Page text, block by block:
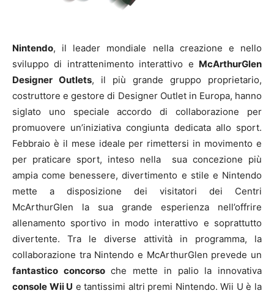
Nintendo, il leader mondiale nella creazione e nello
sviluppo di intrattenimento interattivo e McArthurGlen
Designer Outlets, il più grande gruppo proprietario,
costruttore e gestore di Designer Outlet in Europa, hanno
siglato uno speciale accordo di collaborazione per
promuovere un’iniziativa congiunta dedicata allo sport.
Febbraio è il mese ideale per rimettersi in movimento e
per praticare sport, inteso nella sua concezione più
ampia come benessere, divertimento e stile e Nintendo
mette a disposizione dei visitatori dei Centri
McArthurGlen la sua grande esperienza nell’offrire
allenamento sportivo in modo interattivo e soprattutto
divertente. Tra le diverse attività in programma, la
collaborazione tra Nintendo e McArthurGlen prevede un
fantastico concorsoche mette in palio la innovativa
console Wii U e tantissimi altri premi Nintendo. Wii U è la